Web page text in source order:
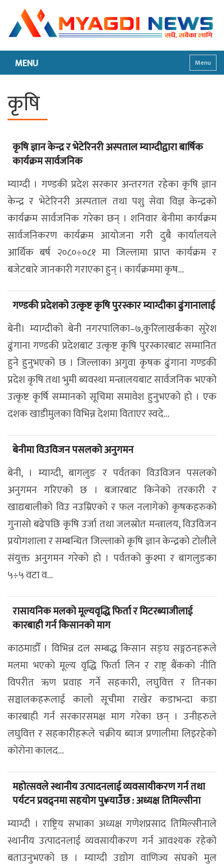
MENU Menu
कृषि
कृषि ज्ञान केन्द्र र भेटेरिनरी अस्पताल म्याग्दीद्वारा बार्षिक
कार्यक्रम सार्वजनिक
म्याग्दी । गण्डकी प्रदेश सरकार अन्तरगत रहेका कृषि ज्ञान
केन्द्र र भेटेरिनरी अस्पताल तथा पशु सेवा विज्ञ केन्द्रको
कार्यक्रम सार्वजनिक गरेका छन् । शनिवार बेनीमा कार्यक्रम
सार्वजनिकरण कार्यक्रम आयोजना गरी दुबै कार्यालयले
आर्थिक बर्ष २०८०÷०८१ मा जिल्लामा प्राप्त कार्यक्रम र
बजेटबारे जानकारी गराएका हुन् । कार्यक्रममा कृष...
गण्डकी प्रदेशको उत्कृष्ट कृषि पुरस्कार म्याग्दीका ढुंगानालाई
बेनी। म्याग्दीको बेनी नगरपालिका–७,कुरिलाखर्कका सुरेश
ढुंगाना गण्डकी प्रदेशबाट उत्कृष्ट कृषि पुरस्कारबाट सम्मानित
हुने हुनुभएको छ । जिल्लाका अगुवा कृषक ढुंगाना गण्डकी
प्रदेश कृषि तथा भुमी ब्यवस्था मन्त्रालयबाट सार्वजनिक भएको
उत्कृष्ट कृर्षि सम्मानको सूचिमा समावेश हुनुभएको हो । एक
दशक खाडीमुलका विभिन्न देशमा विताएर स्वदे...
बेनीमा विउविजन पसलको अनुगमन
बेनी, । म्याग्दी, बागलुङ र पर्वतका विउविजन पसलको
अनुगमन गरिएको छ । बजारबाट किनेको तरकारी र
खाद्यबालीको विउ नउम्रिएको र फल नलागेको कृषकहरुको
गुनासो बढेपछि कृषि उर्जा तथा जलस्रोत मन्त्रालय, विउविजन
प्रयोगशाला र सम्बन्धित जिल्लाको कृषि ज्ञान केन्द्रको टोलीले
संयुक्त अनुगमन गरेको हो । पर्वतको कुश्मा र बागलुङका
५÷५ वटा व...
रासायनिक मलको मूल्यवृद्धि फिर्ता र मिटरब्याजीलाई
कारबाही गर्न किसानको माग
काठमाडौँ । विभिन्न दल सम्बद्ध किसान सङ्घ सङ्गठनहरूले
मलमा भएको मूल्य वृद्धि फिर्ता लिन र राष्ट्र बैंकको नीति
विपरीत ऋण प्रवाह गर्ने सहकारी, लघुवित्त र तिनका
सञ्चालकहरूलाई कालो सूचीमा राखेर कडाभन्दा कडा
कारबाही गर्न सरकारसमक्ष माग गरेका छन् । उनीहरुले
लघुवित्त र सहकारीहरूले चक्रीय ब्याज प्रणालीमा लिइरहेको
कोरोना कालद...
महोत्सवले स्थानीय उत्पादनलाई व्यवसायीकरण गर्न तथा
पर्यटन प्रवद्र्नमा सहयोग पु¥याउँछ : अध्यक्ष तिमिल्सीना
म्याग्दी । राष्ट्रिय सभाका अध्यक्ष गणेशप्रसाद तिमिल्सीनाले
स्थानीय उत्पादनलाई व्यवसायीकरण गर्न आवश्यक रहेको
बताउनुभएको छ । म्याग्दी उद्योग वाणिज्य संघको मुल